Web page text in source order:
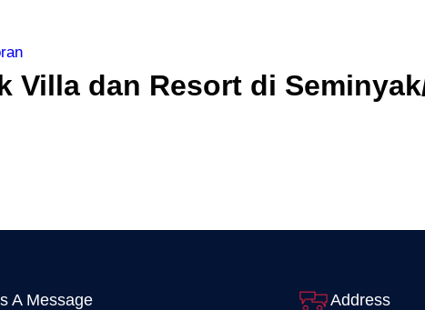
Villa dan Resort di
A Message Address